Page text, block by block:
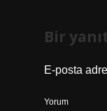
Bir
E-posta
Yorum